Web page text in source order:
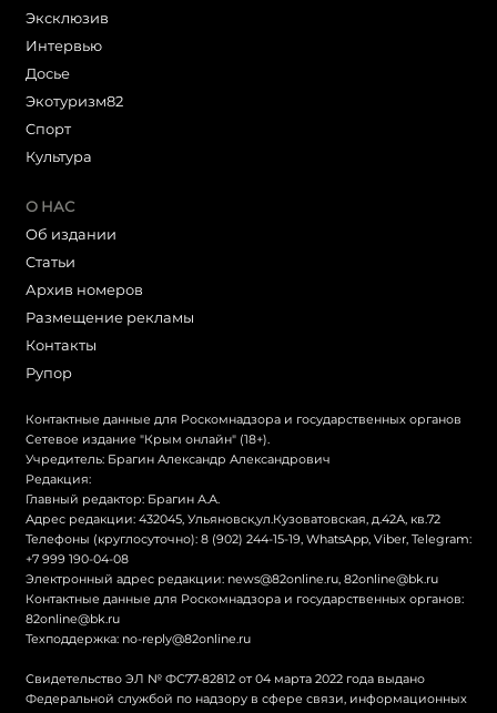
Эксклюзив
Интервью
Досье
Экотуризм82
Cпорт
Культура
О НАС
Об издании
Статьи
Архив номеров
Размещение рекламы
Контакты
Рупор
Контактные данные для Роскомнадзора и государственных органов
Сетевое издание "Крым онлайн" (18+).
Учредитель: Брагин Александр Александрович
Редакция:
Главный редактор: Брагин А.А.
Адрес редакции: 432045, Ульяновск,ул.Кузоватовская, д.42А, кв.72
Телефоны (круглосуточно): 8 (902) 244-15-19, WhatsApp, Viber, Telegram:
+7 999 190-04-08
Электронный адрес редакции: news@82online.ru 82online@bk.ru
Контактные данные для Роскомнадзора и государственных органов:
82online@bk.ru
Техподдержка: no-reply@82online.ru
Свидетельство ЭЛ № ФС77-82812 от 04 марта 2022 года выдано
Федеральной службой по надзору в сфере связи, информационных